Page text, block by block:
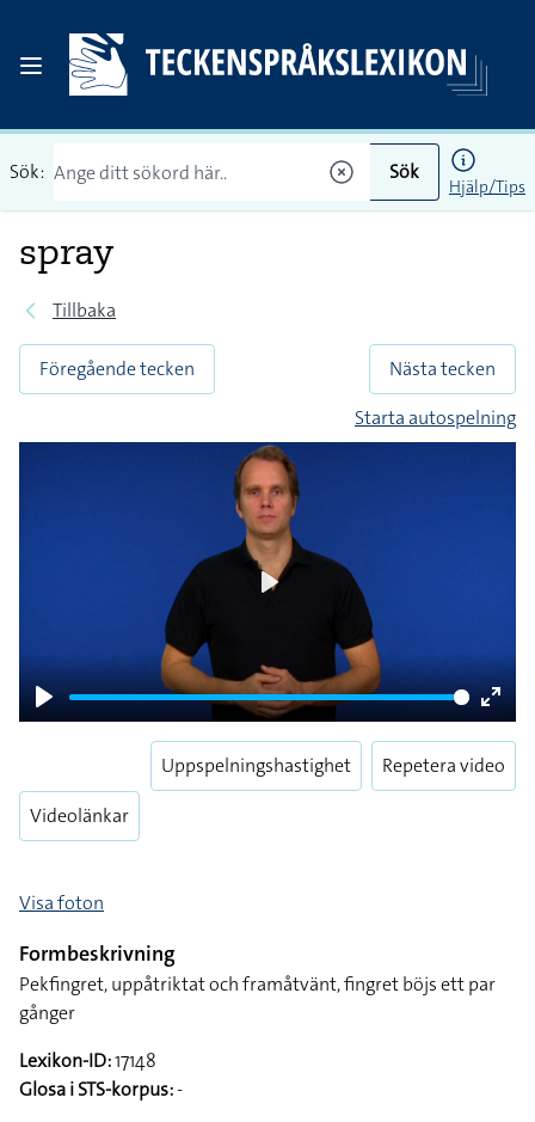
Sök: Sök
Hjälp/Tips
spray
Tillbaka
Föregående tecken
Nästa tecken
Starta autospelning
Play
Enter
Videolänkar
Uppspelningshastighet Repetera video
Visa foton
Formbeskrivning
Pekfingret, uppåtriktat och framåtvänt, fingret böjs ett par
gånger
Lexikon-ID:17148
Glosa i STS-korpus:-